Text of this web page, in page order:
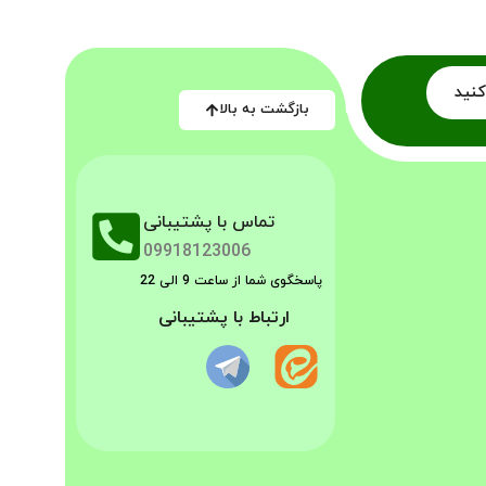
بازگشت به بالا
تماس با پشتیبانی
09918123006
پاسخگوی شما از ساعت 9 الی 22
ارتباط با پشتیبانی